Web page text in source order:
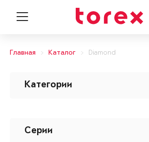
Главная Каталог Diamond
Категории
Серии